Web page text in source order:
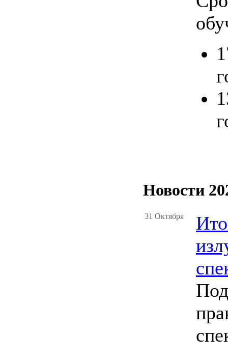
Новости
31 Октября